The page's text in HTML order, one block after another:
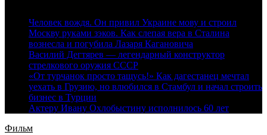
Человек вождя. Он привил Украине мову и строил
Москву руками зэков. Как слепая вера в Сталина
вознесла и погубила Лазаря Кагановича
Василий Дегтярев — легендарный конструктор
стрелкового оружия СССР
«От турчанок просто тащусь!» Как дагестанец мечтал
уехать в Грузию, но влюбился в Стамбул и начал строить
бизнес в Турции
Актеру Ивану Охлобыстину исполнилось 60 лет
Фильм